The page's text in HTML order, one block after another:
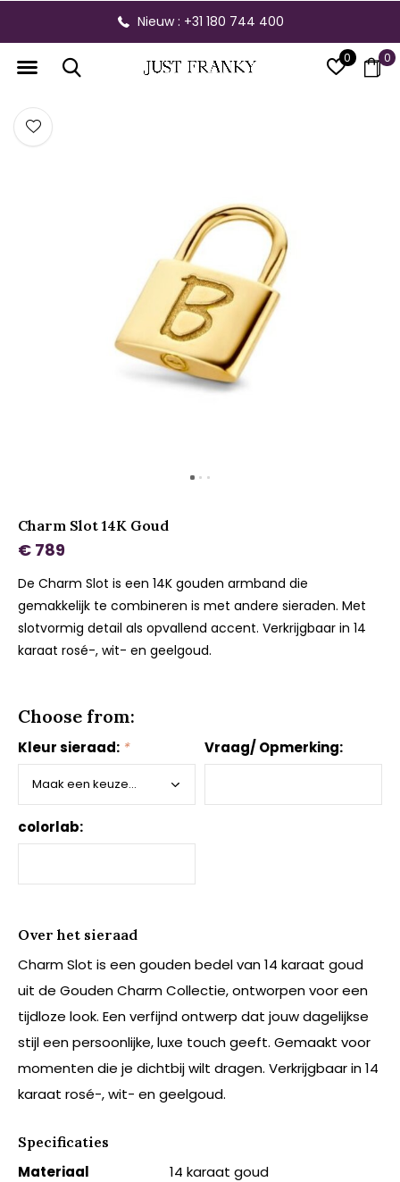
0 0
Nieuw : +31 180 744 400
Charm Slot 14K Goud
€ 789
De Charm Slot is een 14K gouden armband die
gemakkelijk te combineren is met andere sieraden. Met
slotvormig detail als opvallend accent. Verkrijgbaar in 14
karaat rosé-, wit- en geelgoud.
Choose from:
Kleur sieraad: * Vraag/ Opmerking:
colorlab:
Over het sieraad
Charm Slot is een gouden bedel van 14 karaat goud
uit de Gouden Charm Collectie, ontworpen voor een
tijdloze look. Een verfijnd ontwerp dat jouw dagelijkse
stijl een persoonlijke, luxe touch geeft. Gemaakt voor
momenten die je dichtbij wilt dragen. Verkrijgbaar in 14
karaat rosé-, wit- en geelgoud.
Specificaties
Materiaal
14 karaat goud